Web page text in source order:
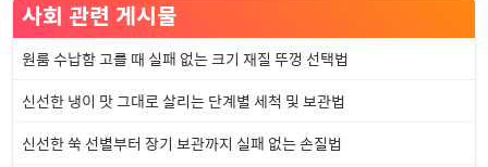
사회 관련 게시물
원룸 수납함 고를 때 실패 없는 크기 재질 뚜껑 선택법
신선한 냉이 맛 그대로 살리는 단계별 세척 및 보관법
신선한 쑥 선별부터 장기 보관까지 실패 없는 손질법